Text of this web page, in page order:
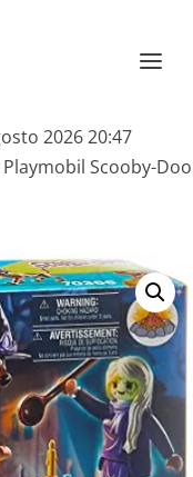
2026 20:47
Scooby-Doo